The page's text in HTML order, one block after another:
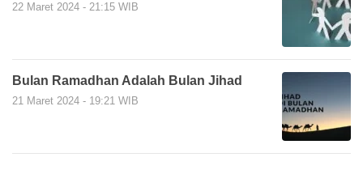
22 Maret 2024 - 21:15 WIB
Bulan Ramadhan Adalah Bulan Jihad
21 Maret 2024 - 19:21 WIB